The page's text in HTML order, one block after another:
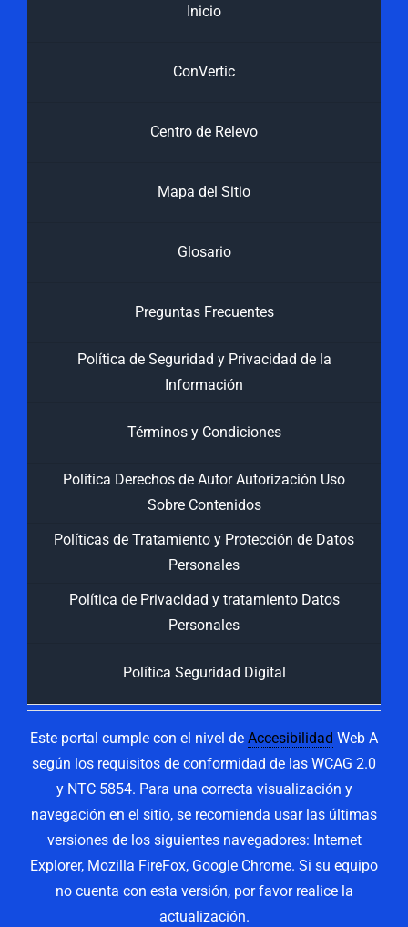
Inicio
ConVertic
Centro de Relevo
Mapa del Sitio
Glosario
Preguntas Frecuentes
Política de Seguridad y Privacidad de la
Información
Términos y Condiciones
Politica Derechos de Autor Autorización Uso
Sobre Contenidos
Políticas de Tratamiento y Protección de Datos
Personales
Política de Privacidad y tratamiento Datos
Personales
Política Seguridad Digital
Este portal cumple con el nivel de Accesibilidad Web A
según los requisitos de conformidad de las WCAG 2.0
y NTC 5854. Para una correcta visualización y
navegación en el sitio, se recomienda usar las últimas
versiones de los siguientes navegadores: Internet
Explorer, Mozilla FireFox, Google Chrome. Si su equipo
no cuenta con esta versión, por favor realice la
actualización.